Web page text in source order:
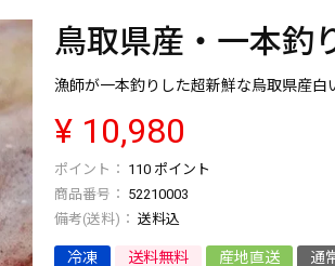
鳥取県産・一本釣
漁師が一本釣りした超新鮮な烏取県産白
¥ 10,980
110 ポイント
商品番号
52210003
送料込
冷凍 送料無料 産地直送 通